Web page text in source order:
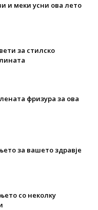
и меки усни ова лето
за стилско
фризура за ова
за вашето здравје
со неколку